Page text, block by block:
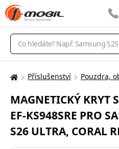
Vyhledávání
Zde
nacházíte:
Příslušenství Pouzdra,
MAGNETICKÝ KRYT
EF-KS948SRE PRO
S26 ULTRA, CORAL